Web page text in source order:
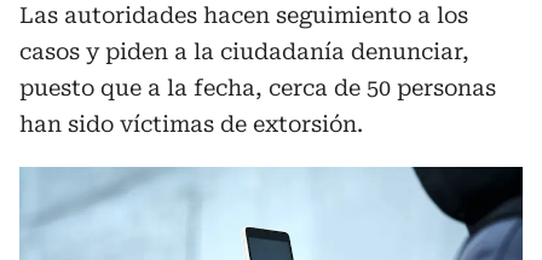
Las autoridades hacen seguimiento a los
casos y piden a la ciudadanía denunciar,
puesto que a la fecha, cerca de 50 personas
han sido víctimas de extorsión.